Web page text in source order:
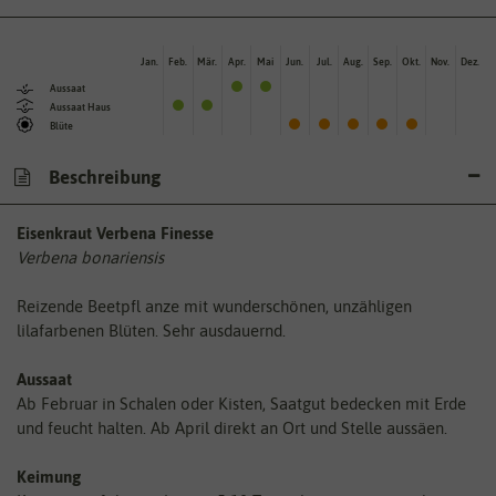
Aussaat
Aussaat Haus
Blüte
Jan. Feb. Mär. Apr. Mai Jun. Jul. Aug. Sep. Okt. Nov. Dez.
Beschreibung
Eisenkraut Verbena Finesse
Verbena bonariensis
Reizende Beetpfl anze mit wunderschönen, unzähligen
lilafarbenen Blüten. Sehr ausdauernd.
Aussaat
Ab Februar in Schalen oder Kisten, Saatgut bedecken mit Erde
und feucht halten. Ab April direkt an Ort und Stelle aussäen.
Keimung